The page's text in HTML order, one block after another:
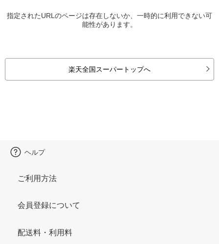
指定されたURLのページは存在しないか、一時的に利用できない可
能性があります。
楽天全国スーパートップへ
ヘルプ
ご利用方法
会員登録について
配送料・利用料